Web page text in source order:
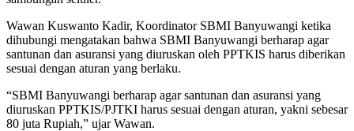
Wawan Kuswanto Kadir, Koordinator SBMI Banyuwangi ketika
dihubungi mengatakan bahwa SBMI Banyuwangi berharap agar
santunan dan asuransi yang diuruskan oleh PPTKIS harus diberikan
sesuai dengan aturan yang berlaku.
“SBMI Banyuwangi berharap agar santunan dan asuransi yang
diuruskan PPTKIS/PJTKI harus sesuai dengan aturan, yakni sebesar
80 juta Rupiah,” ujar Wawan.